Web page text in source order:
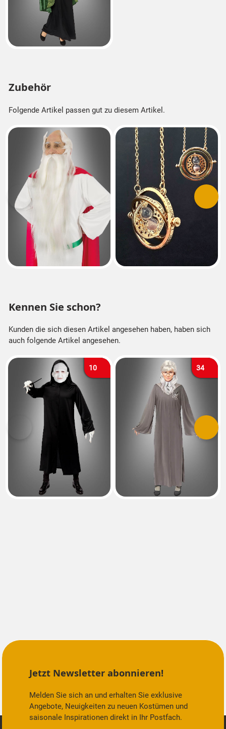
Zubehör
Folgende Artikel passen gut zu diesem Artikel.
Vorherige
Kennen Sie schon?
Kunden die sich diesen Artikel angesehen haben, haben sich
auch folgende Artikel angesehen.
10 34
Vorherige
Jetzt Newsletter abonnieren!
Melden Sie sich an und erhalten Sie exklusive
Angebote, Neuigkeiten zu neuen Kostümen und
saisonale Inspirationen direkt in Ihr Postfach.